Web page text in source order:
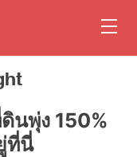
นพุ่ง 150%
ที่นี่